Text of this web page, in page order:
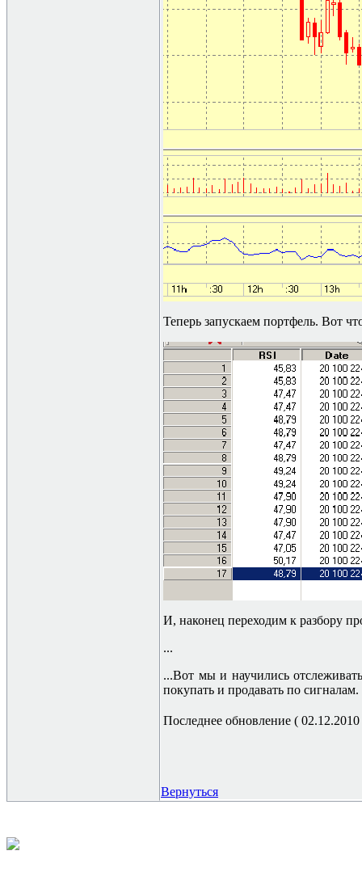
Теперь запускаем портфель. Вот
И, наконец переходим к разбору
...
...Вот мы и научились
покупать и продавать по сигналам.
Последнее обновление ( 02.12.2010
Вернуться